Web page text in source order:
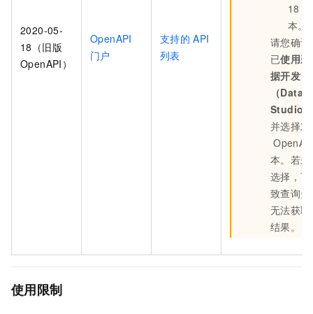
18
本。
请您确
已使用
据开发
（Data
Studio）
并选择
本。若
选择，
致查询
无法获
结果。
2020-05-
18（旧版
OpenAPI）
OpenAPI
门户
支持的 API
列表
使用限制